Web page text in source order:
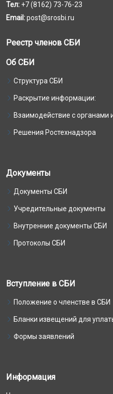
Тел: +7 (8162) 73-76-23
Email:post@srosbi.ru
Реестр членов СБИ
Об СБИ
Структура СБИ
Раскрытие информации:
Взаимодействие с органами
Решения Ростехнадзора
Документы
Документы СБИ
Учредительные документы
Внутренние документы СБИ
Протоколы СБИ
Вступление в СБИ
Положение о членстве в СБИ
Бланки извещений для
Формы заявлений
Информация